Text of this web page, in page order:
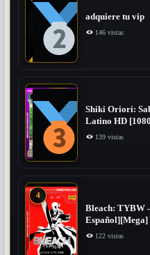
adquiere tu vip
146 vistas
Shiki Oriori:
Latino HD
139 vistas
4
Bleach: TYBW
122 vistas